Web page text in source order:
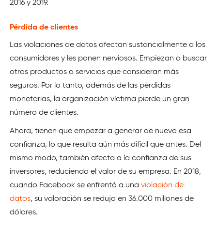
2016 y 2019.
Pérdida de clientes
Las violaciones de datos afectan sustancialmente a los
consumidores y les ponen nerviosos. Empiezan a buscar
otros productos o servicios que consideran más
seguros. Por lo tanto, además de las pérdidas
monetarias, la organización víctima pierde un gran
número de clientes.
Ahora, tienen que empezar a generar de nuevo esa
confianza, lo que resulta aún más difícil que antes. Del
mismo modo, también afecta a la confianza de sus
inversores, reduciendo el valor de su empresa. En 2018,
cuando Facebook se enfrentó a una violación de
datos, su valoración se redujo en 36.000 millones de
dólares.